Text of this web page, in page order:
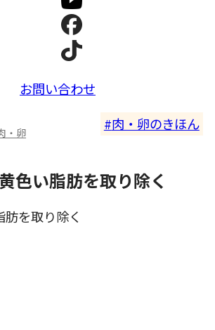
お問い合わせ
・卵 肉・卵のきほん
色い脂肪を取り除く